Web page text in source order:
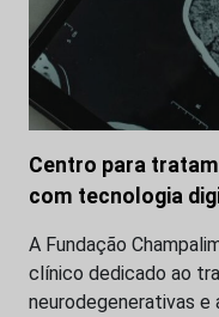
Centro para
com tecnologia
A Fundação
clínico dedicado ao
neurodegenerativas